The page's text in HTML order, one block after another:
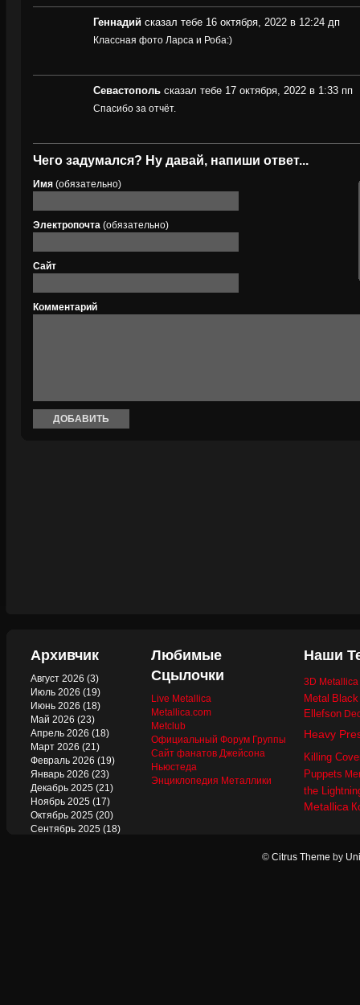
Геннадий сказал тебе 16 октября, 2022 в 12:24 дп
Классная фото Ларса и Роба:)
Севастополь сказал тебе 17 октября, 2022 в 1:33 пп
Спасибо за отчёт.
Чего задумался? Ну давай, напиши ответ...
Имя (обязательно)
Электропочта (обязательно)
Сайт
Комментарий
Архивчик
Август 2026 (3)
Июль 2026 (19)
Июнь 2026 (18)
Май 2026 (23)
Апрель 2026 (18)
Март 2026 (21)
Февраль 2026 (19)
Январь 2026 (23)
Декабрь 2025 (21)
Ноябрь 2025 (17)
Октябрь 2025 (20)
Сентябрь 2025 (18)
Любимые
Сцылочки
Live Metallica
Metallica.com
Metclub
Официальный Форум Группы
Сайт фанатов Джейсона
Ньюстеда
Энциклопедия Металлики
Наши
3D
Metal
Ellefson
Heavy
Killing
Puppets
the
Metallica
© Citrus Theme by